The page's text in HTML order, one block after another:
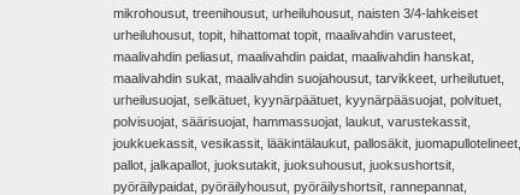
mikrohousut, treenihousut, urheiluhousut, naisten 3/4-lahkeiset
urheiluhousut, topit, hihattomat topit, maalivahdin varusteet,
maalivahdin peliasut, maalivahdin paidat, maalivahdin hanskat,
maalivahdin sukat, maalivahdin suojahousut, tarvikkeet, urheilutuet,
urheilusuojat, selkätuet, kyynärpäätuet, kyynärpääsuojat, polvituet,
polvisuojat, säärisuojat, hammassuojat, laukut, varustekassit,
joukkuekassit, vesikassit, lääkintälaukut, pallosäkit, juomapullotelineet,
pallot, jalkapallot, juoksutakit, juoksuhousut, juoksushortsit,
pyöräilypaidat, pyöräilyhousut, pyöräilyshortsit, rannepannat,